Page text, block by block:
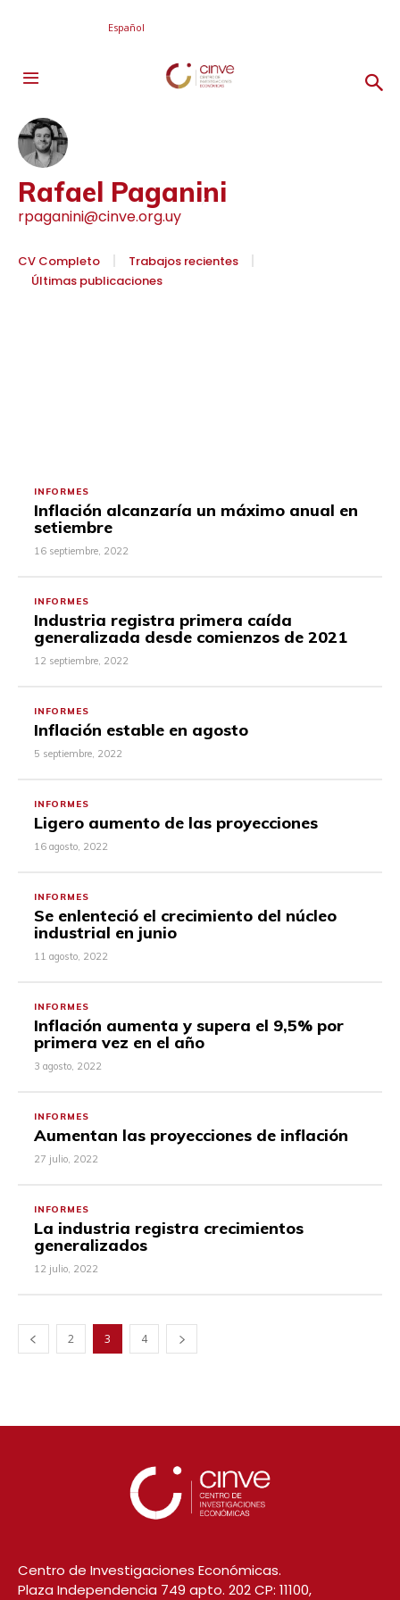
Español
Rafael Paganini
rpaganini@cinve.org.uy
CV Completo
Trabajos recientes
Últimas publicaciones
INFORMES
Inflación alcanzaría un máximo anual en
setiembre
16 septiembre, 2022
INFORMES
Industria registra primera caída
generalizada desde comienzos de 2021
12 septiembre, 2022
INFORMES
Inflación estable en agosto
5 septiembre, 2022
INFORMES
Ligero aumento de las proyecciones
16 agosto, 2022
INFORMES
Se enlenteció el crecimiento del núcleo
industrial en junio
11 agosto, 2022
INFORMES
Inflación aumenta y supera el 9,5% por
primera vez en el año
3 agosto, 2022
INFORMES
Aumentan las proyecciones de inflación
27 julio, 2022
INFORMES
La industria registra crecimientos
generalizados
12 julio, 2022
2 3 4
Centro de Investigaciones Económicas.
Plaza Independencia 749 apto. 202 CP: 11100,